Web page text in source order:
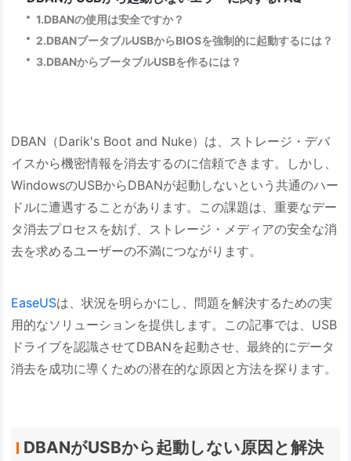
1.DBANの使用は安全ですか？
2.DBANブータブルUSBからBIOSを強制的に起動するには？
3.DBANからブータブルUSBを作るには？
DBAN（Darik's Boot and Nuke）は、ストレージ・デバ
イスから機密情報を消去するのに信頼できます。しかし、
WindowsのUSBからDBANが起動しないという共通のハー
ドルに遭遇することがあります。この課題は、重要なデー
タ消去プロセスを妨げ、ストレージ・メディアの安全な消
去を求めるユーザーの不満につながります。
EaseUSは、状況を明らかにし、問題を解決するための実
用的なソリューションを提供します。この記事では、USB
ドライブを認識させてDBANを起動させ、最終的にデータ
消去を成功に導くための潜在的な原因と方法を探ります。
DBANがUSBから起動しない原因と解決